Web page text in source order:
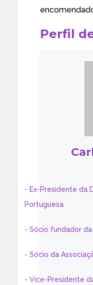
Perfil
- Ex-Presidente da
Portuguesa
- Sócio fundador
- Sócio da
- Vice-Presidente